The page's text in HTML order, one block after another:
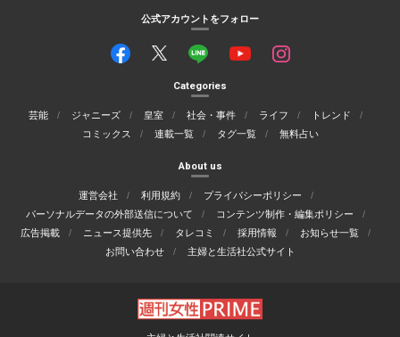
公式アカウントをフォロー
Categories
芸能 ジャニーズ 皇室 社会・事件 ライフ
トレンド
コミックス
連載一覧 タグ一覧 無料占い
About us
運営会社 利用規約
プライバシーポリシー
パーソナルデータの外部送信について
コンテンツ制作・編集ポリシー
広告掲載
ニュース提供先 タレコミ 採用情報
お知らせ一覧
お問い合わせ
主婦と生活社公式サイト